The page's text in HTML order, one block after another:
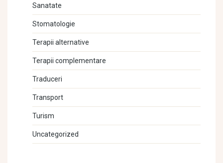
Sanatate
Stomatologie
Terapii alternative
Terapii complementare
Traduceri
Transport
Turism
Uncategorized